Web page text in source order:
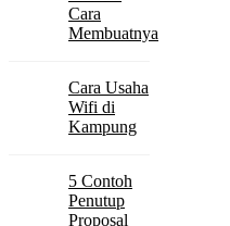
Cara
Membuatnya
Cara Usaha
Wifi di
Kampung
5 Contoh
Penutup
Proposal